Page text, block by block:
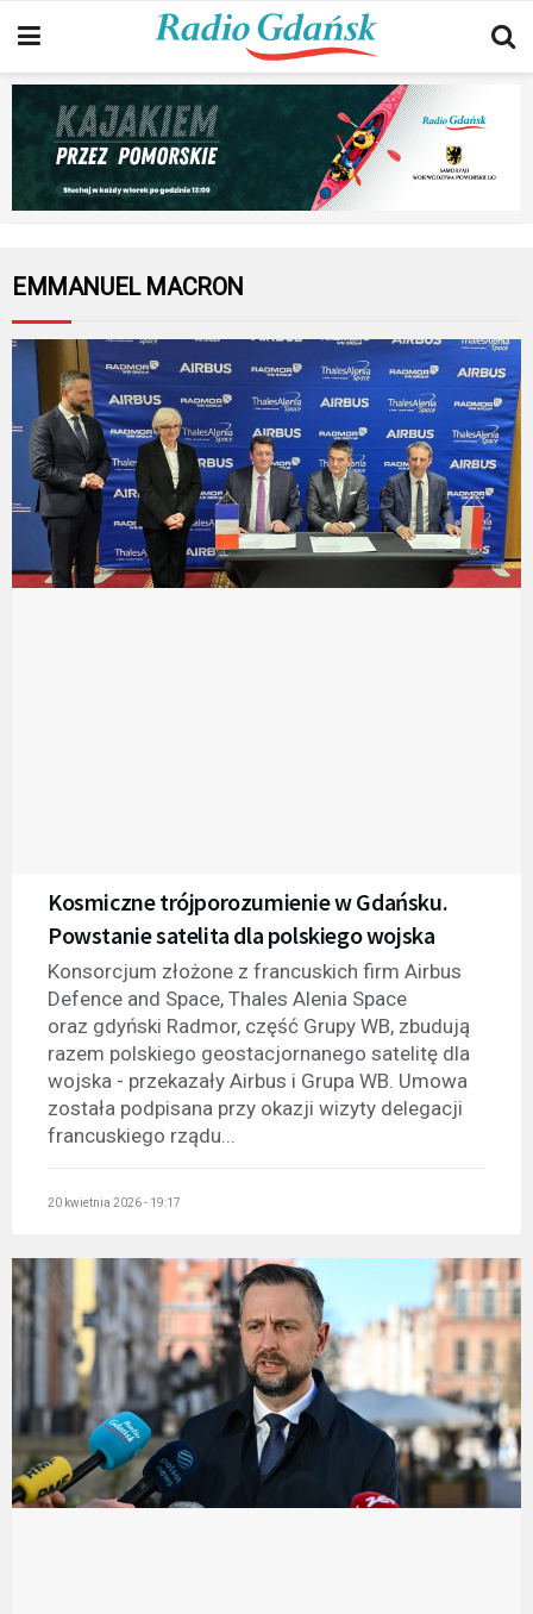
EMMANUEL MACRON
Kosmiczne trójporozumienie w Gdańsku.
Powstanie satelita dla polskiego wojska
Konsorcjum złożone z francuskich firm Airbus
Defence and Space, Thales Alenia Space
oraz gdyński Radmor, część Grupy WB, zbudują
razem polskiego geostacjornanego satelitę dla
wojska - przekazały Airbus i Grupa WB. Umowa
została podpisana przy okazji wizyty delegacji
francuskiego rządu...
20 kwietnia 2026 - 19:17